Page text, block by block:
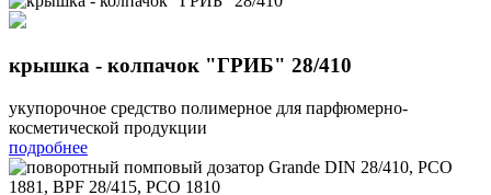
крышка - колпачок "ГРИБ" 28/410
укупорочное средство полимерное для парфюмерно-
косметической продукции
подробнее